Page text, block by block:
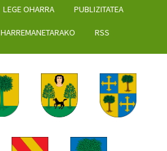
LEGE OHARRA PUBLIZITATEA
HARREMANETARAKO RSS